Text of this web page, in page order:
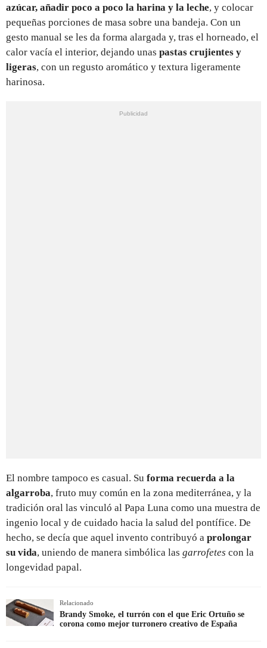
azúcar, añadir poco a poco la harina y la leche, y colocar
pequeñas porciones de masa sobre una bandeja. Con un
gesto manual se les da forma alargada y, tras el horneado, el
calor vacía el interior, dejando unas pastas crujientes y
ligeras, con un regusto aromático y textura ligeramente
harinosa.
El nombre tampoco es casual. Su forma recuerda a la
algarroba, fruto muy común en la zona mediterránea, y la
tradición oral las vinculó al Papa Luna como una muestra de
ingenio local y de cuidado hacia la salud del pontífice. De
hecho, se decía que aquel invento contribuyó a prolongar
su vida, uniendo de manera simbólica las garrofetes con la
longevidad papal.
Relacionado
Brandy Smoke, el turrón con el que Eric Ortuño se
corona como mejor turronero creativo de España